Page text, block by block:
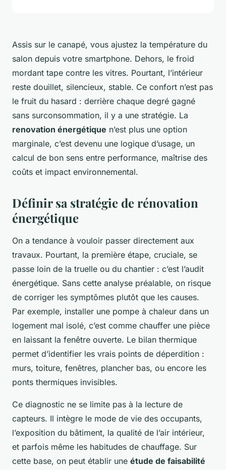
Assis sur le canapé, vous ajustez la température du
salon depuis votre smartphone. Dehors, le froid
mordant tape contre les vitres. Pourtant, l’intérieur
reste douillet, silencieux, stable. Ce confort n’est pas
le fruit du hasard : derrière chaque degré gagné
sans surconsommation, il y a une stratégie. La
renovation énergétique n’est plus une option
marginale, c’est devenu une logique d’usage, un
calcul de bon sens entre performance, maîtrise des
coûts et impact environnemental.
Définir sa stratégie de rénovation
énergétique
On a tendance à vouloir passer directement aux
travaux. Pourtant, la première étape, cruciale, se
passe loin de la truelle ou du chantier : c’est l’audit
énergétique. Sans cette analyse préalable, on risque
de corriger les symptômes plutôt que les causes.
Par exemple, installer une pompe à chaleur dans un
logement mal isolé, c’est comme chauffer une pièce
en laissant la fenêtre ouverte. Le bilan thermique
permet d’identifier les vrais points de déperdition :
murs, toiture, fenêtres, plancher bas, ou encore les
ponts thermiques invisibles.
Ce diagnostic ne se limite pas à la lecture de
capteurs. Il intègre le mode de vie des occupants,
l’exposition du bâtiment, la qualité de l’air intérieur,
et parfois même les habitudes de chauffage. Sur
cette base, on peut établir une étude de faisabilité